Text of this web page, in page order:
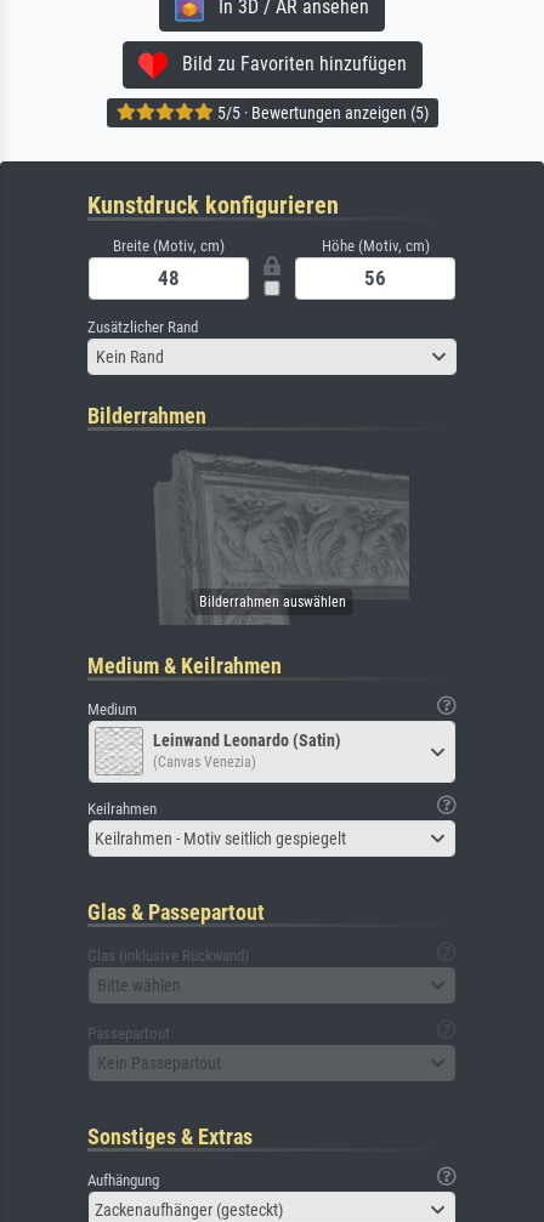
In 3D / AR ansehen
Bild zu Favoriten hinzufügen
5/5 · Bewertungen anzeigen (5)
Kunstdruck konfigurieren
Breite (Motiv, cm) Höhe (Motiv, cm)
Zusätzlicher Rand
Kein Rand
Bilderrahmen
Medium & Keilrahmen
Medium
Leinwand Leonardo (Satin)
(Canvas Venezia)
Keilrahmen
Keilrahmen - Motiv seitlich gespiegelt
Glas & Passepartout
Glas (inklusive Rückwand)
Bitte wählen
Passepartout
Kein Passepartout
Sonstiges & Extras
Aufhängung
Zackenaufhänger (gesteckt)